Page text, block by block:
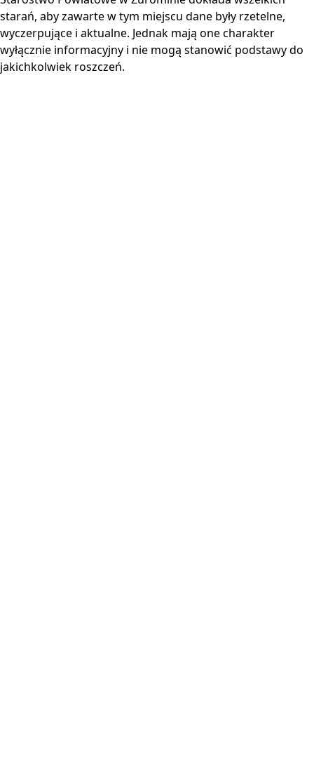
starań, aby zawarte w tym miejscu dane były rzetelne,
wyczerpujące i aktualne. Jednak mają one charakter
wyłącznie informacyjny i nie mogą stanowić podstawy do
jakichkolwiek roszczeń.